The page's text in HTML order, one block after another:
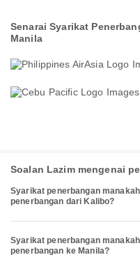
Senarai Syarikat
Manila
Soalan Lazim mengenai
Syarikat penerbangan
penerbangan dari Kalibo?
Syarikat penerbangan
penerbangan ke Manila?